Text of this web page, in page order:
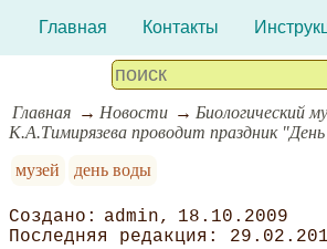
Главная Контакты
Главная Новости
Биологический
К.А.Тимирязева проводит праздник
музей
день воды
admin
18.10.2009